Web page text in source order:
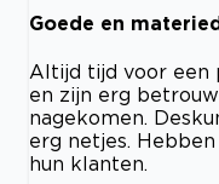
Goede en
Altijd tijd voor een
en zijn erg
nagekomen.
erg netjes.
hun klanten.